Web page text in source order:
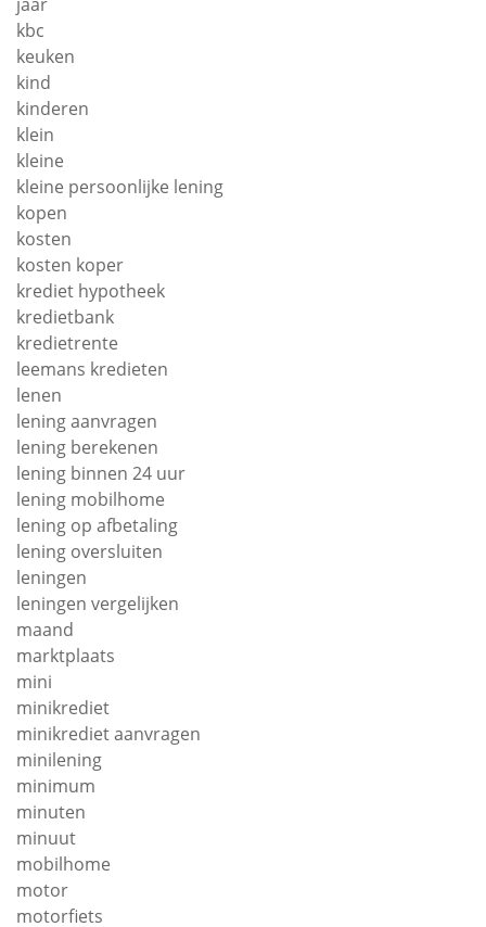
kbc
keuken
kind
kinderen
klein
kleine
kleine persoonlijke lening
kopen
kosten
kosten koper
krediet hypotheek
kredietbank
kredietrente
leemans kredieten
lenen
lening aanvragen
lening berekenen
lening binnen 24 uur
lening mobilhome
lening op afbetaling
lening oversluiten
leningen
leningen vergelijken
maand
marktplaats
mini
minikrediet
minikrediet aanvragen
minilening
minimum
minuten
minuut
mobilhome
motor
motorfiets